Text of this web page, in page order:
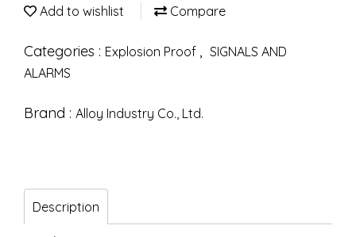
Add to wishlist Compare
Categories : Explosion Proof , SIGNALS AND
ALARMS
Brand : Alloy Industry Co., Ltd.
Description